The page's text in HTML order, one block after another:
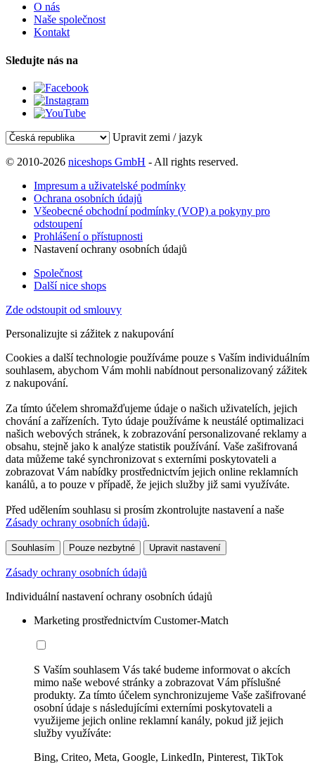
O nás
Naše společnost
Kontakt
Sledujte nás na
Upravit zemi / jazyk
© 2010-2026 niceshops GmbH - All rights reserved.
Impresum a uživatelské podmínky
Ochrana osobních údajů
Všeobecné obchodní podmínky (VOP) a pokyny pro
odstoupení
Prohlášení o přístupnosti
Nastavení ochrany osobních údajů
Společnost
Další nice shops
Zde odstoupit od smlouvy
Personalizujte si zážitek z nakupování
Cookies a další technologie používáme pouze s Vaším individuálním
souhlasem, abychom Vám mohli nabídnout personalizovaný zážitek
z nakupování.
Za tímto účelem shromažďujeme údaje o našich uživatelích, jejich
chování a zařízeních. Tyto údaje používáme k neustálé optimalizaci
našich webových stránek, k zobrazování personalizované reklamy a
obsahu, stejně jako k analýze statistik používání. Vaše zašifrovaná
data můžeme také synchronizovat s externími poskytovateli a
zobrazovat Vám nabídky prostřednictvím jejich online reklamních
kanálů, a to pouze v případě, že jejich služby již sami využíváte.
Před udělením souhlasu si prosím zkontrolujte nastavení a naše
Zásady ochrany osobních údajů.
Souhlasím Pouze nezbytné Upravit nastavení
Zásady ochrany osobních údajů
Individuální nastavení ochrany osobních údajů
Marketing prostřednictvím Customer-Match
S Vaším souhlasem Vás také budeme informovat o akcích
mimo naše webové stránky a zobrazovat Vám příslušné
produkty. Za tímto účelem synchronizujeme Vaše zašifrované
osobní údaje s následujícími externími poskytovateli a
využijeme jejich online reklamní kanály, pokud již jejich
služby využíváte:
Bing, Criteo, Meta, Google, LinkedIn, Pinterest, TikTok